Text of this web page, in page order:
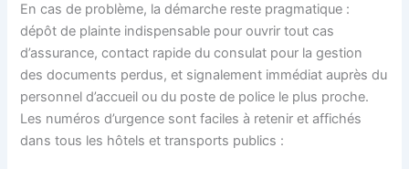
En cas de problème, la démarche reste pragmatique :
dépôt de plainte indispensable pour ouvrir tout cas
d’assurance, contact rapide du consulat pour la gestion
des documents perdus, et signalement immédiat auprès du
personnel d’accueil ou du poste de police le plus proche.
Les numéros d’urgence sont faciles à retenir et affichés
dans tous les hôtels et transports publics :